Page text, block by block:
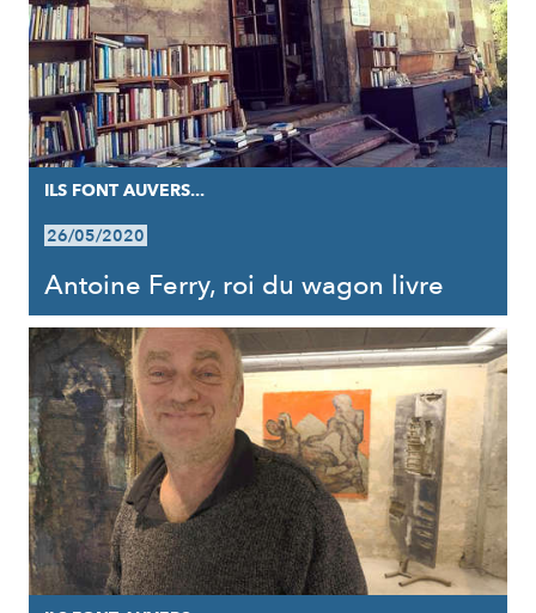
ILS FONT AUVERS...
26/05/2020
Antoine Ferry, roi du wagon livre